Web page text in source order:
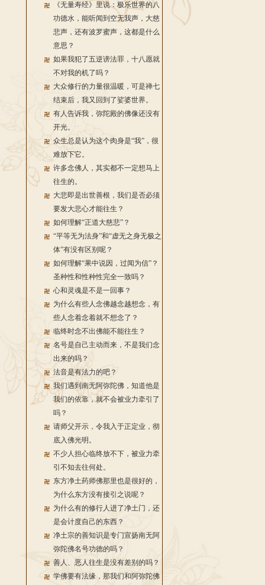
《无量寿经》里说：极乐世界的八
功德水，能听闻到空无我声，大慈
悲声，还有波罗蜜声，这都是什么
意思？
如果我犯了五逆谤法罪，十八愿就
不对我的机了吗？
大众修行的力量很温暖，可是禅七
结束后，我又回到了娑婆世界。
有人告诉我，弥陀殿的佛像还没有
开光。
众生总是认为这个肉身是“我”，很
难放下它。
许多念佛人，其实都不一定想马上
往生的。
大悲即是出世善根，我们是否必须
要发大悲心才能往生？
如何理解“正道大慈悲”？
“平等无为法身”和“虚无之身无极之
体”有没有区别呢？
如何理解“果中说因，过闻为信”？
圣种性和性种性完全一致吗？
心和灵魂是不是一回事？
为什么有些人念佛越念越想念，有
些人念着念着就不想念了？
临终时念不出佛能不能往生？
名号是自己主动而来，不是我们念
出来的吗？
法音是有法力的吧？
我们遇到南无阿弥陀佛，知道他是
我们的依靠，就不会被业力牵引了
吗？
请师父开示，令我入于正定业，彻
底入佛光明。
不少人担心临终放不下，被业力牵
引不知去往何处。
东方净土药师佛那里也是很好的，
为什么东方没有接引之说呢？
为什么有的修行人进了净土门，还
是会计度自己的东西？
净土宗的善知识是专门宣扬南无阿
弥陀佛名号功德的吗？
善人、恶人往生是没有差别的吗？
学佛要有法缘，那我们和阿弥陀佛